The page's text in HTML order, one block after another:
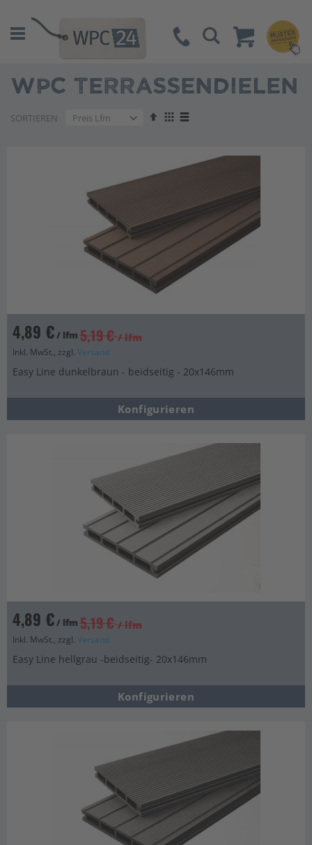
Suche
WPC TERRASSENDIELEN
SORTIEREN
AbsteigendAnzeigen
4,89 €/ lfm 5,19 € / lfm
Inkl. MwSt., zzgl. Versand
Easy Line dunkelbraun - beidseitig - 20x146mm
Konfigurieren
4,89 €/ lfm 5,19 € / lfm
Inkl. MwSt., zzgl. Versand
Easy Line hellgrau -beidseitig- 20x146mm
Konfigurieren